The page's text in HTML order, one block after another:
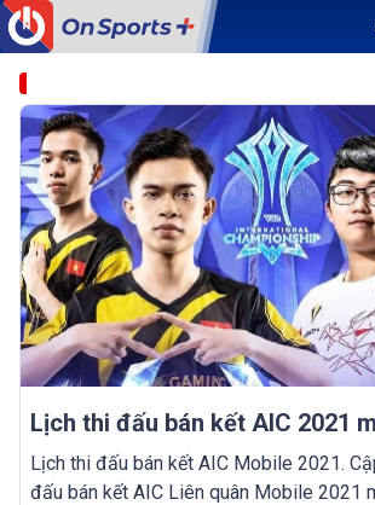
Lịch thi đấu bán kết AIC 2021
Lịch thi đấu bán kết AIC Mobile 2021.
đấu bán kết AIC Liên quân Mobile 2021